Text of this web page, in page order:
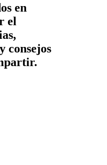
en
el
consejos